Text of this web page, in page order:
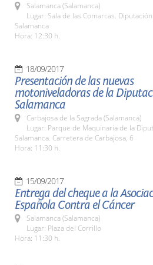
Salamanca (Salamanca)
Lugar: Sala de las Comarcas.
Salamanca
Hora: 12:30 h.
18/09/2017
Presentación de las nuevas
motoniveladoras de la
Salamanca
Carbajosa de la Sagrada (Salamanca)
Lugar: Parque de Maquinaria de la
Salamanca. Carretera de Carbajosa, 6
Hora: 11:30 h.
15/09/2017
Entrega del cheque a la
Española Contra el Cáncer
Salamanca (Salamanca)
Lugar: Plaza del Corrillo
Hora: 11:30 h.